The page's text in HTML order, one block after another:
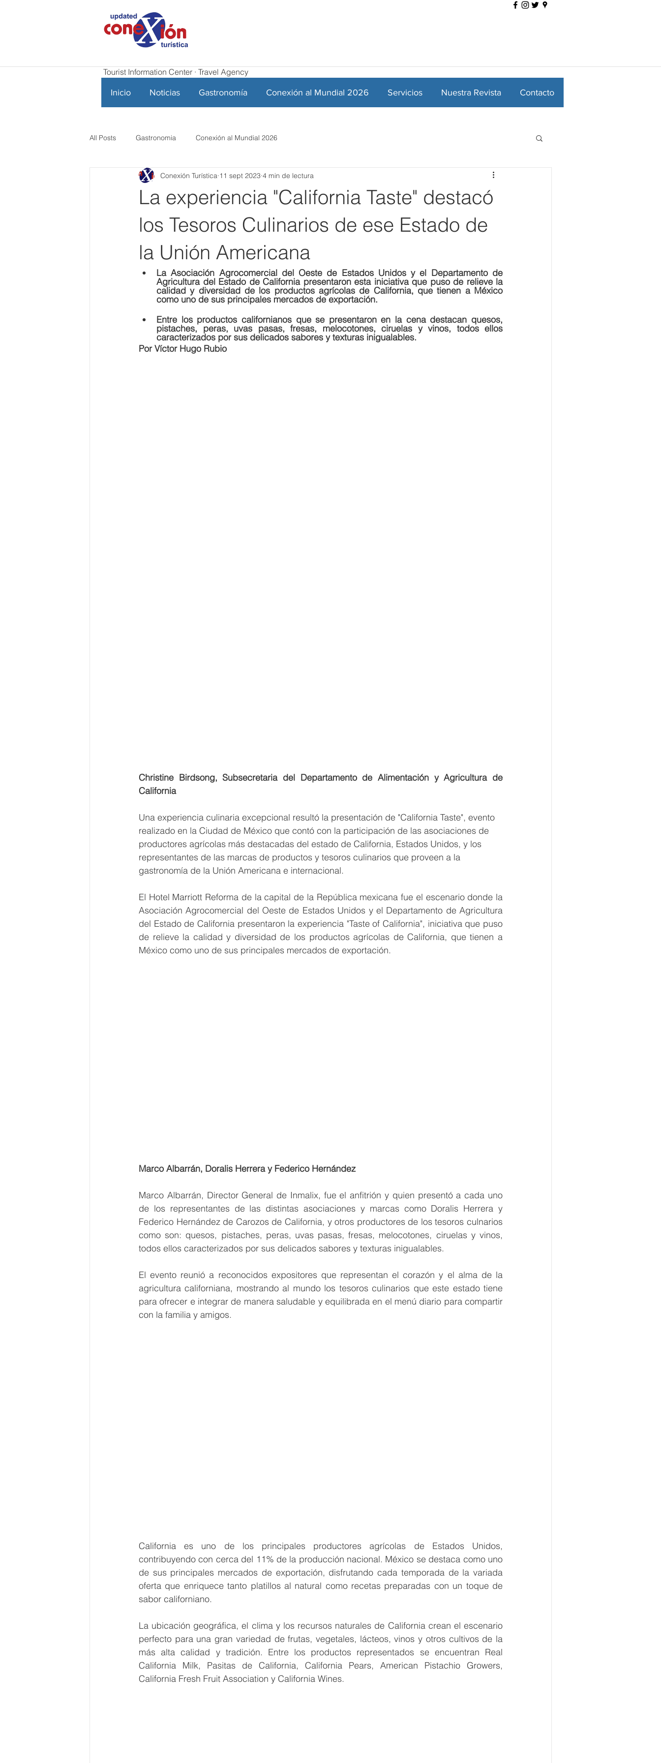
Tourist Information Center · Travel Agency
Inicio Noticias Gastronomía Conexión al Mundial 2026 Servicios Nuestra Revista Contacto
All Posts Gastronomia Conexión al Mundial 2026
La experiencia "California Taste" destacó
los Tesoros Culinarios de ese Estado de
la Unión Americana
Conexión Turística 11 sept 2023 4 min de lectura
La Asociación Agrocomercial del Oeste de Estados Unidos y el Departamento de
Agricultura del Estado de California presentaron esta iniciativa que puso de relieve la
calidad y diversidad de los productos agrícolas de California, que tienen a México
como uno de sus principales mercados de exportación.
Entre los productos californianos que se presentaron en la cena destacan quesos,
pistaches, peras, uvas pasas, fresas, melocotones, ciruelas y vinos, todos ellos
caracterizados por sus delicados sabores y texturas inigualables.
Por Víctor Hugo Rubio
Christine Birdsong, Subsecretaria del Departamento de Alimentación y Agricultura de
California
Una experiencia culinaria excepcional resultó la presentación de "California Taste", evento
realizado en la Ciudad de México que contó con la participación de las asociaciones de
productores agrícolas más destacadas del estado de California, Estados Unidos, y los
representantes de las marcas de productos y tesoros culinarios que proveen a la
gastronomía de la Unión Americana e internacional.
El Hotel Marriott Reforma de la capital de la República mexicana fue el escenario donde la
Asociación Agrocomercial del Oeste de Estados Unidos y el Departamento de Agricultura
del Estado de California presentaron la experiencia "Taste of California", iniciativa que puso
de relieve la calidad y diversidad de los productos agrícolas de California, que tienen a
México como uno de sus principales mercados de exportación.
Marco Albarrán, Doralis Herrera y Federico Hernández
Marco Albarrán, Director General de Inmalix, fue el anfitrión y quien presentó a cada uno
de los representantes de las distintas asociaciones y marcas como Doralis Herrera y
Federico Hernández de Carozos de California, y otros productores de los tesoros culnarios
como son: quesos, pistaches, peras, uvas pasas, fresas, melocotones, ciruelas y vinos,
todos ellos caracterizados por sus delicados sabores y texturas inigualables.
El evento reunió a reconocidos expositores que representan el corazón y el alma de la
agricultura californiana, mostrando al mundo los tesoros culinarios que este estado tiene
para ofrecer e integrar de manera saludable y equilibrada en el menú diario para compartir
con la familia y amigos.
California es uno de los principales productores agrícolas de Estados Unidos,
contribuyendo con cerca del 11% de la producción nacional. México se destaca como uno
de sus principales mercados de exportación, disfrutando cada temporada de la variada
oferta que enriquece tanto platillos al natural como recetas preparadas con un toque de
sabor californiano.
La ubicación geográfica, el clima y los recursos naturales de California crean el escenario
perfecto para una gran variedad de frutas, vegetales, lácteos, vinos y otros cultivos de la
más alta calidad y tradición. Entre los productos representados se encuentran Real
California Milk, Pasitas de California, California Pears, American Pistachio Growers,
California Fresh Fruit Association y California Wines.